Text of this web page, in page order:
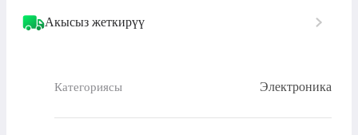
Акысыз жеткирүү
Категориясы Электроника